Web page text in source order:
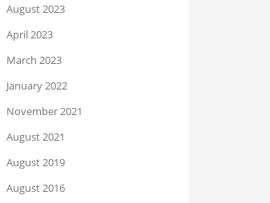
August 2023
April 2023
March 2023
January 2022
November 2021
August 2021
August 2019
August 2016